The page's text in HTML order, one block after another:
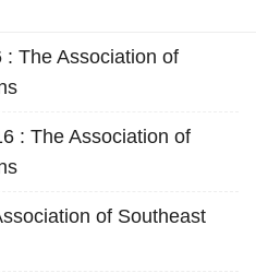
: The Association of
: The Association of
of Southeast